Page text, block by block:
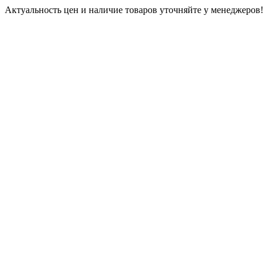
Актуальность цен и наличие товаров уточняйте у менеджеров!